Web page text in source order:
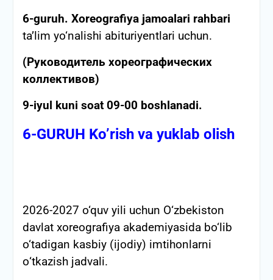
6-guruh. Xoreografiya jamoalari rahbari
ta’lim yo‘nalishi abituriyentlari uchun.
(Руководитель хореографических
коллективов)
9-iyul kuni soat 09-00 boshlanadi.
6-GURUH Ko’rish va yuklab olish
2026-2027 o‘quv yili uchun O‘zbekiston
davlat xoreografiya akademiyasida bo‘lib
o‘tadigan kasbiy (ijodiy) imtihonlarni
о‘tkazish jadvali.